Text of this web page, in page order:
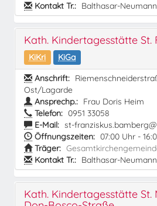
Kontakt Tr.: Balthasar-
Kath. Kindertagesstätte St.
KiKri
KiGa
Anschrift:
Ost/Lagarde
Ansprechp.: Frau Doris Heim
Telefon: 0951 33058
E-Mail: st-
Öffnungszeiten: 07:00 Uhr -
Träger:
Kontakt Tr.: Balthasar-
Kath. Kindertagesstätte St.